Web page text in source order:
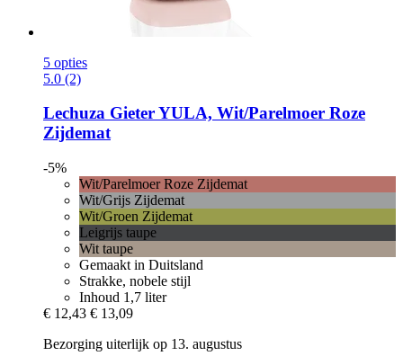
5 opties
5.0 (2)
Lechuza Gieter YULA, Wit/Parelmoer Roze
Zijdemat
-5%
Wit/Parelmoer Roze Zijdemat
Wit/Grijs Zijdemat
Wit/Groen Zijdemat
Leigrijs taupe
Wit taupe
Gemaakt in Duitsland
Strakke, nobele stijl
Inhoud 1,7 liter
€ 12,43 € 13,09
Bezorging uiterlijk op 13. augustus